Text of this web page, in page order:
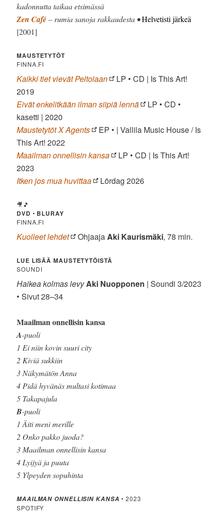
kadonnutta taikaa etsimässä
Zen Café– rumia sanoja rakkaudesta •Helvetisti järkeä
[2001]
MAUSTETYTÖT
FINNA.FI
Kaikki tiet vievät Peltolaan
LP • CD | Is This Art!
2019
Eivät enkelitkään ilman siipiä lennä
LP • CD •
kasetti | 2020
Maustetytöt X Agents
EP • | Vallila Music House / Is
This Art! 2022
Maailman onnellisin kansa
LP • CD | Is This Art!
2023
Itken jos mua huvittaa
Lördag 2026
🎥🎵
DVD • BLURAY
FINNA.FI
Kuolleet lehdet OhjaajaAki Kaurismäki, 78 min.
LUE LISÄÄ MAUSTETYTÖISTÄ
SOUNDI
Haikea kolmas levyAki Nuopponen | Soundi 3/2023
• Sivut 28–34
Maailman onnellisin kansa
A-puoli
1 Ei niin kovin suuri city
2 Kiviä sukkiin
3 Näkymätön Anna
4 Pidä hyvänäs multasi kotimaa
5 Takapajula
B-puoli
1 Äiti meni merille
2 Onko pakko juoda?
3 Maailman onnellisin kansa
4 Lyijyä ja puuta
5 Ylpeyden sopuhinta
MAAILMAN ONNELLISIN KANSA • 2023
SPOTIFY